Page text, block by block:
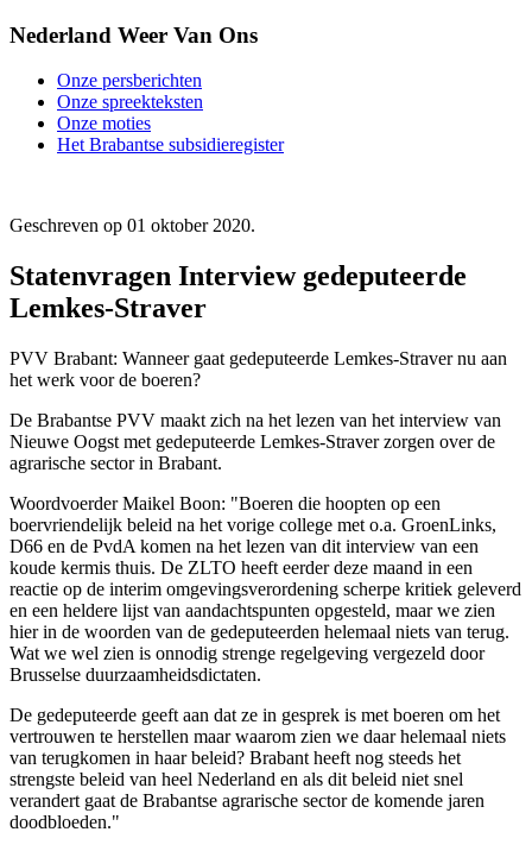
Nederland Weer Van Ons
Onze persberichten
Onze spreekteksten
Onze moties
Het Brabantse subsidieregister
Geschreven op 01 oktober 2020.
Statenvragen Interview gedeputeerde
Lemkes-Straver
PVV Brabant: Wanneer gaat gedeputeerde Lemkes-Straver nu aan
het werk voor de boeren?
De Brabantse PVV maakt zich na het lezen van het interview van
Nieuwe Oogst met gedeputeerde Lemkes-Straver zorgen over de
agrarische sector in Brabant.
Woordvoerder Maikel Boon: "Boeren die hoopten op een
boervriendelijk beleid na het vorige college met o.a. GroenLinks,
D66 en de PvdA komen na het lezen van dit interview van een
koude kermis thuis. De ZLTO heeft eerder deze maand in een
reactie op de interim omgevingsverordening scherpe kritiek geleverd
en een heldere lijst van aandachtspunten opgesteld, maar we zien
hier in de woorden van de gedeputeerden helemaal niets van terug.
Wat we wel zien is onnodig strenge regelgeving vergezeld door
Brusselse duurzaamheidsdictaten.
De gedeputeerde geeft aan dat ze in gesprek is met boeren om het
vertrouwen te herstellen maar waarom zien we daar helemaal niets
van terugkomen in haar beleid? Brabant heeft nog steeds het
strengste beleid van heel Nederland en als dit beleid niet snel
verandert gaat de Brabantse agrarische sector de komende jaren
doodbloeden."